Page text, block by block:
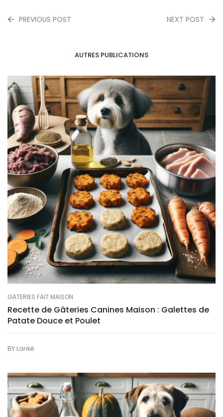
PREVIOUS POST NEXT POST
AUTRES PUBLICATIONS
GATERIES FAIT MAISON
Recette de Gâteries Canines Maison : Galettes de
Patate Douce et Poulet
BY Länkē